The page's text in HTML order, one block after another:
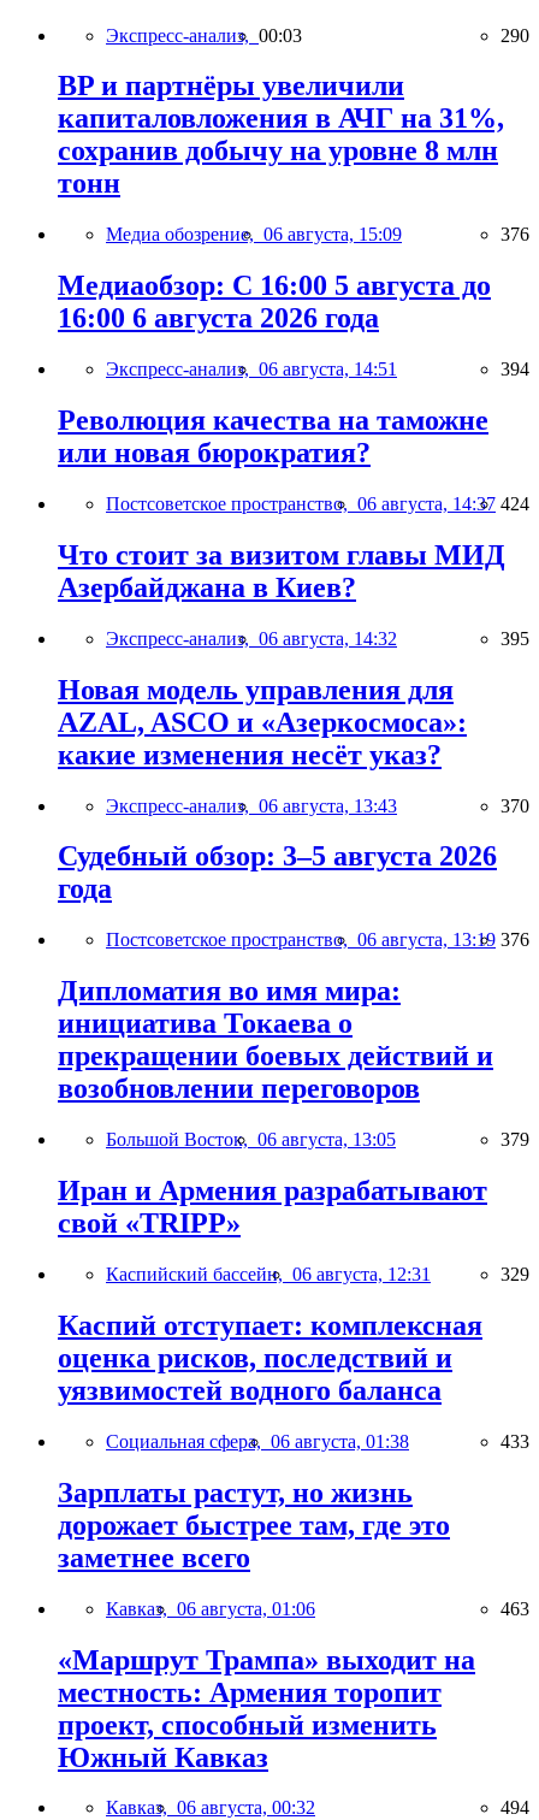
Экспресс-анализ, 00:03 290
BP и партнёры увеличили
капиталовложения в АЧГ на 31%,
сохранив добычу на уровне 8 млн
тонн
Медиа обозрение, 06 августа, 15:09 376
Медиаобзор: С 16:00 5 августа до
16:00 6 августа 2026 года
Экспресс-анализ, 06 августа, 14:51 394
Революция качества на таможне
или новая бюрократия?
Постсоветское пространство, 06 августа, 14:37 424
Что стоит за визитом главы МИД
Азербайджана в Киев?
Экспресс-анализ, 06 августа, 14:32 395
Новая модель управления для
AZAL, ASCO и «Азеркосмоса»:
какие изменения несёт указ?
Экспресс-анализ, 06 августа, 13:43 370
Судебный обзор: 3–5 августа 2026
года
Постсоветское пространство, 06 августа, 13:19 376
Дипломатия во имя мира:
инициатива Токаева о
прекращении боевых действий и
возобновлении переговоров
Большой Восток, 06 августа, 13:05 379
Иран и Армения разрабатывают
свой «TRIPP»
Каспийский бассейн, 06 августа, 12:31 329
Каспий отступает: комплексная
оценка рисков, последствий и
уязвимостей водного баланса
Социальная сфера, 06 августа, 01:38 433
Зарплаты растут, но жизнь
дорожает быстрее там, где это
заметнее всего
Кавказ, 06 августа, 01:06 463
«Маршрут Трампа» выходит на
местность: Армения торопит
проект, способный изменить
Южный Кавказ
Кавказ, 06 августа, 00:32 494